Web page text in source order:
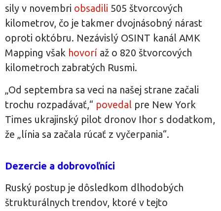
sily v novembri obsadili 505 štvorcových
kilometrov, čo je takmer dvojnásobný nárast
oproti októbru. Nezávislý OSINT kanál AMK
Mapping však hovorí až o 820 štvorcových
kilometroch zabratých Rusmi.
„Od septembra sa veci na našej strane začali
trochu rozpadávať,“ povedal pre New York
Times ukrajinský pilot dronov Ihor s dodatkom,
že „línia sa začala rúcať z vyčerpania“.
Dezercie a dobrovoľníci
Ruský postup je dôsledkom dlhodobých
štrukturálnych trendov, ktoré v tejto